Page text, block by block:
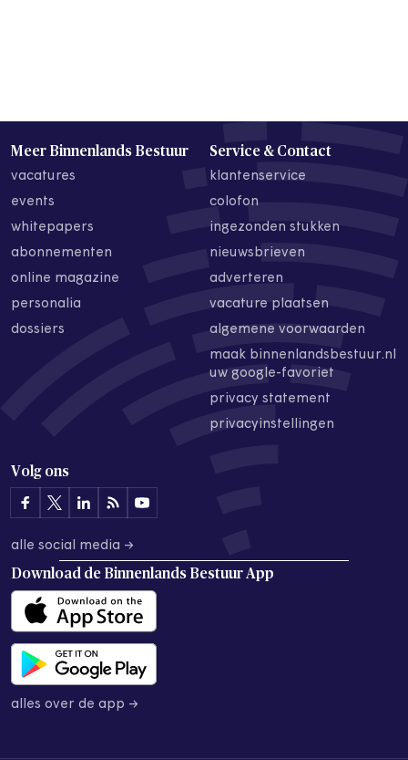
Meer Binnenlands Bestuur
vacatures
events
whitepapers
abonnementen
online magazine
personalia
dossiers
Service & Contact
klantenservice
colofon
ingezonden stukken
nieuwsbrieven
adverteren
vacature plaatsen
algemene voorwaarden
maak binnenlandsbestuur.nl
uw google-favoriet
privacy statement
privacyinstellingen
Volg ons
alle social media →
Download de Binnenlands Bestuur App
alles over de app →